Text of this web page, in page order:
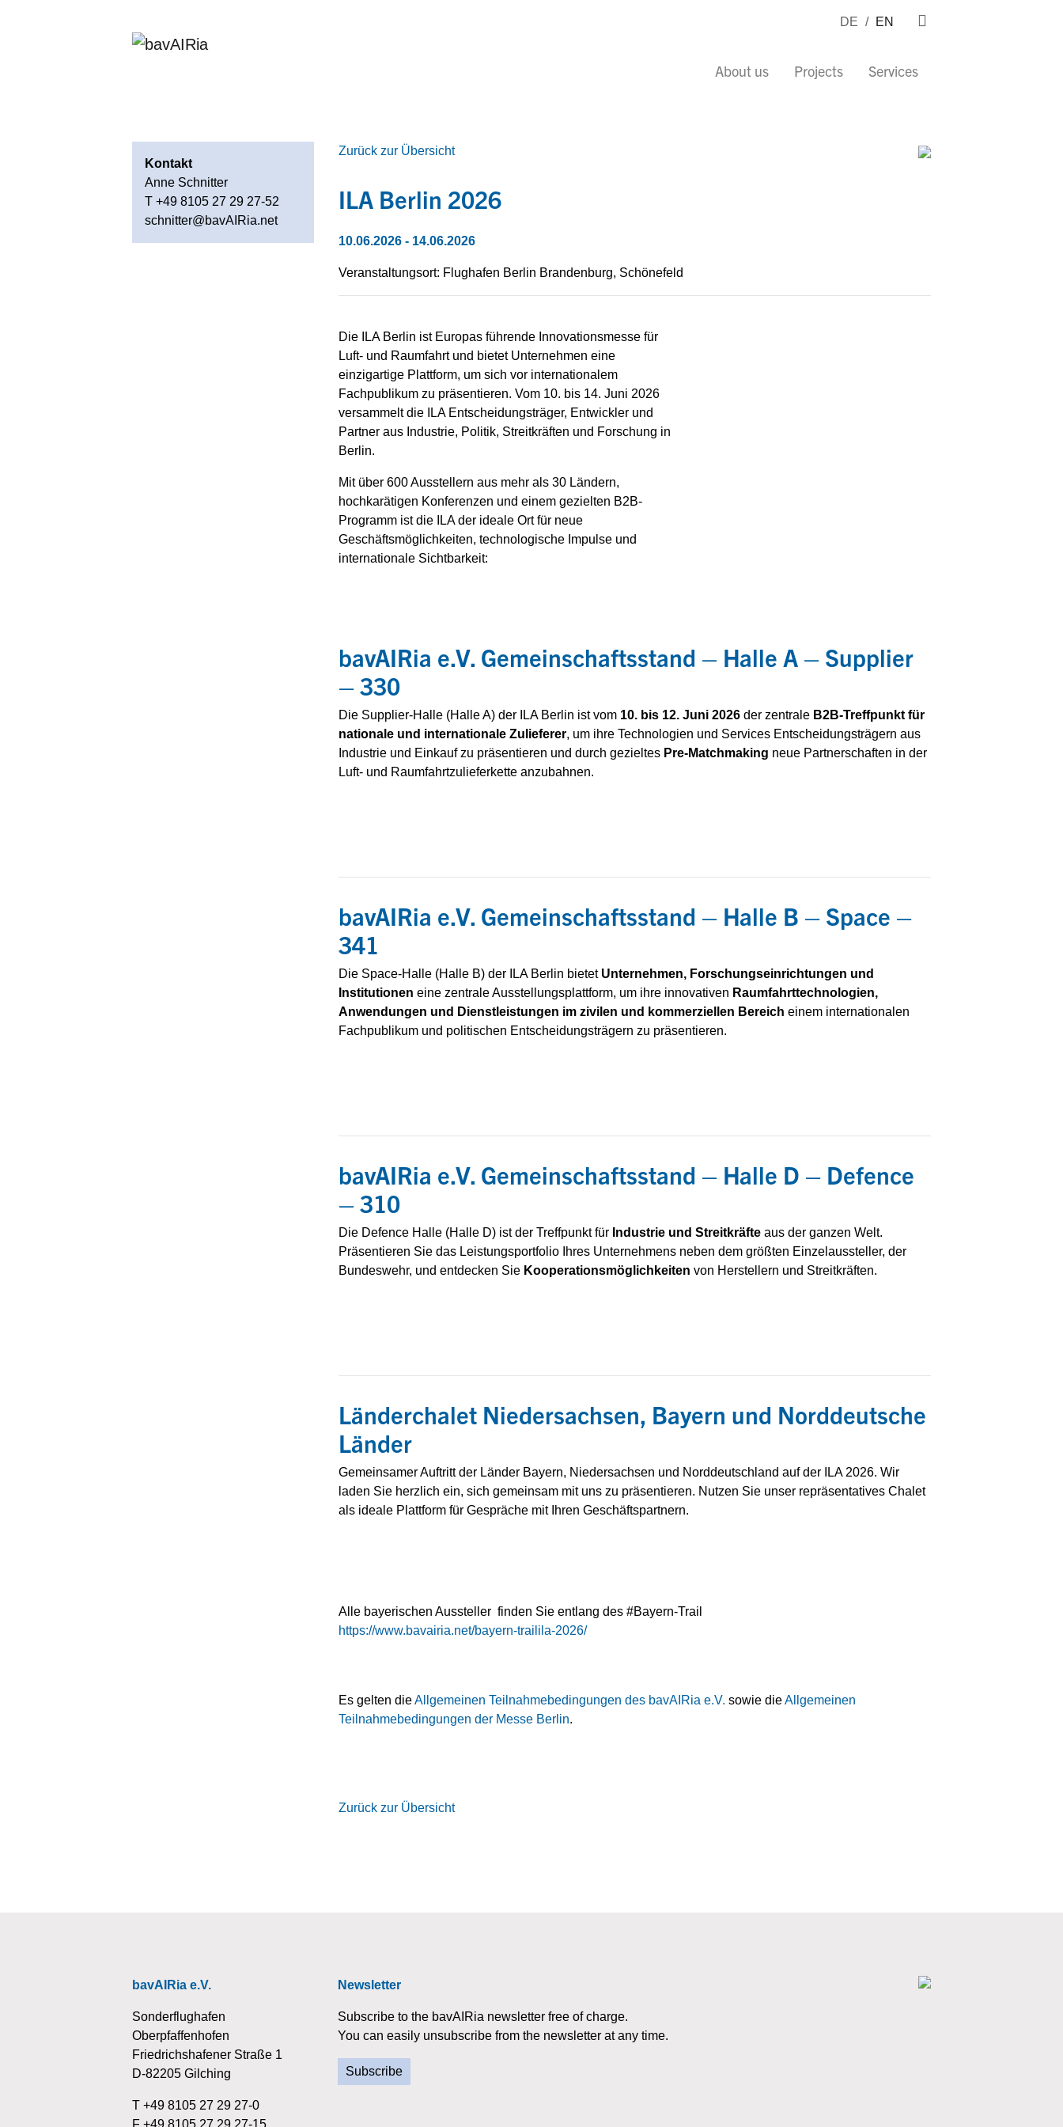
DE / EN
About us Projects Services
Kontakt
Anne Schnitter
T +49 8105 27 29 27-52
schnitter@bavAIRia.net
Zurück zur Übersicht
ILA Berlin 2026
10.06.2026 - 14.06.2026
Veranstaltungsort: Flughafen Berlin Brandenburg, Schönefeld
Die ILA Berlin ist Europas führende Innovationsmesse für
Luft- und Raumfahrt und bietet Unternehmen eine
einzigartige Plattform, um sich vor internationalem
Fachpublikum zu präsentieren. Vom 10. bis 14. Juni 2026
versammelt die ILA Entscheidungsträger, Entwickler und
Partner aus Industrie, Politik, Streitkräften und Forschung in
Berlin.
Mit über 600 Ausstellern aus mehr als 30 Ländern,
hochkarätigen Konferenzen und einem gezielten B2B-
Programm ist die ILA der ideale Ort für neue
Geschäftsmöglichkeiten, technologische Impulse und
internationale Sichtbarkeit:
bavAIRia e.V. Gemeinschaftsstand – Halle A – Supplier
– 330
Die Supplier-Halle (Halle A) der ILA Berlin ist vom 10. bis 12. Juni 2026 der zentrale B2B-Treffpunkt für
nationale und internationale Zulieferer, um ihre Technologien und Services Entscheidungsträgern aus
Industrie und Einkauf zu präsentieren und durch gezieltes Pre-Matchmaking neue Partnerschaften in der
Luft- und Raumfahrtzulieferkette anzubahnen.
bavAIRia e.V. Gemeinschaftsstand – Halle B – Space –
341
Die Space-Halle (Halle B) der ILA Berlin bietet Unternehmen, Forschungseinrichtungen und
Institutionen eine zentrale Ausstellungsplattform, um ihre innovativen Raumfahrttechnologien,
Anwendungen und Dienstleistungen im zivilen und kommerziellen Bereich einem internationalen
Fachpublikum und politischen Entscheidungsträgern zu präsentieren.
bavAIRia e.V. Gemeinschaftsstand – Halle D – Defence
– 310
Die Defence Halle (Halle D) ist der Treffpunkt für Industrie und Streitkräfte aus der ganzen Welt.
Präsentieren Sie das Leistungsportfolio Ihres Unternehmens neben dem größten Einzelaussteller, der
Bundeswehr, und entdecken Sie Kooperationsmöglichkeiten von Herstellern und Streitkräften.
Länderchalet Niedersachsen, Bayern und Norddeutsche
Länder
Gemeinsamer Auftritt der Länder Bayern, Niedersachsen und Norddeutschland auf der ILA 2026. Wir
laden Sie herzlich ein, sich gemeinsam mit uns zu präsentieren. Nutzen Sie unser repräsentatives Chalet
als ideale Plattform für Gespräche mit Ihren Geschäftspartnern.
Alle bayerischen Aussteller finden Sie entlang des #Bayern-Trail
https://www.bavairia.net/bayern-trailila-2026/
Es gelten dieAllgemeinen Teilnahmebedingungen des bavAIRia e.V. sowie dieAllgemeinen
Teilnahmebedingungen der Messe Berlin.
Zurück zur Übersicht
bavAIRia e.V.
Sonderflughafen
Oberpfaffenhofen
Friedrichshafener Straße 1
D-82205 Gilching
T +49 8105 27 29 27-0
F +49 8105 27 29 27-15
Newsletter
Subscribe to the bavAIRia newsletter free of charge.
You can easily unsubscribe from the newsletter at any time.
Subscribe